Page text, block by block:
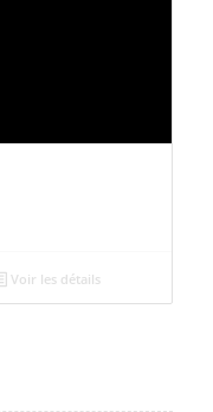
Voir les détails